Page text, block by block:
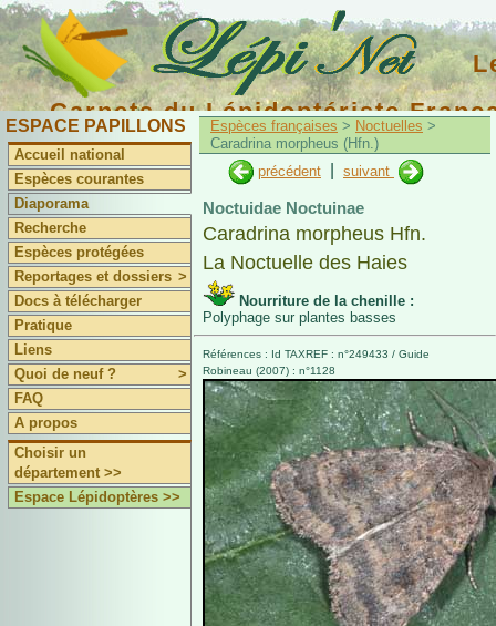
Carnets du Lépidoptériste
ESPACE PAPILLONS
Accueil national
Espèces courantes
Diaporama
Recherche
Espèces protégées
Reportages et dossiers >
Docs à télécharger
Pratique
Liens
Quoi de neuf ?
>
FAQ
A propos
Choisir un
département >>
Espace Lépidoptères >>
Espèces françaises > Noctuelles >
Caradrina morpheus (Hfn.)
précédent
suivant
Noctuidae Noctuinae
Caradrina morpheus Hfn.
La Noctuelle des Haies
Nourriture de la chenille :
Polyphage sur plantes basses
Références : Id TAXREF : n°249433 / Guide
Robineau (2007) : n°1128